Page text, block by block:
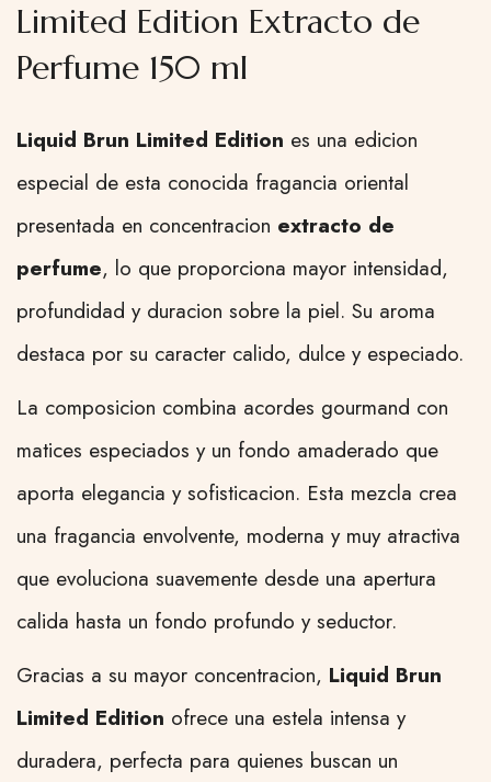
Limited Edition Extracto de
Perfume 150 ml
Liquid Brun Limited Edition es una edicion
especial de esta conocida fragancia oriental
presentada en concentracion extracto de
perfume, lo que proporciona mayor intensidad,
profundidad y duracion sobre la piel. Su aroma
destaca por su caracter calido, dulce y especiado.
La composicion combina acordes gourmand con
matices especiados y un fondo amaderado que
aporta elegancia y sofisticacion. Esta mezcla crea
una fragancia envolvente, moderna y muy atractiva
que evoluciona suavemente desde una apertura
calida hasta un fondo profundo y seductor.
Gracias a su mayor concentracion, Liquid Brun
Limited Edition ofrece una estela intensa y
duradera, perfecta para quienes buscan un